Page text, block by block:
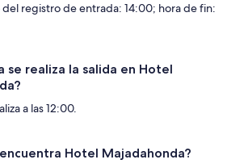
del registro de entrada: 14:00; hora de fin:
se realiza la salida en Hotel
a las 12:00.
Hotel Majadahonda?